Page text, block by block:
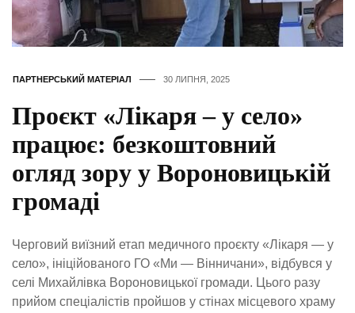
ПАРТНЕРСЬКИЙ МАТЕРІАЛ 30 ЛИПНЯ, 2025
Проєкт «Лікаря – у село»
працює: безкоштовний
огляд зору у Вороновицькій
громаді
Черговий виїзний етап медичного проєкту «Лікаря — у
село», ініційованого ГО «Ми — Вінничани», відбувся у
селі Михайлівка Вороновицької громади. Цього разу
прийом спеціалістів пройшов у стінах місцевого храму